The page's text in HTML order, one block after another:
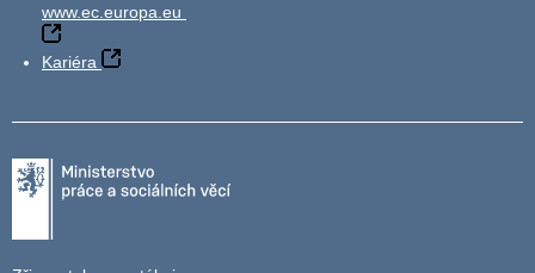
www.ec.europa.eu
Kariéra